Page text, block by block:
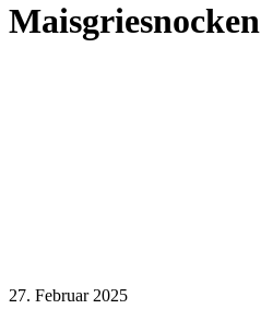
Maisgriesnocken
27. Februar 2025